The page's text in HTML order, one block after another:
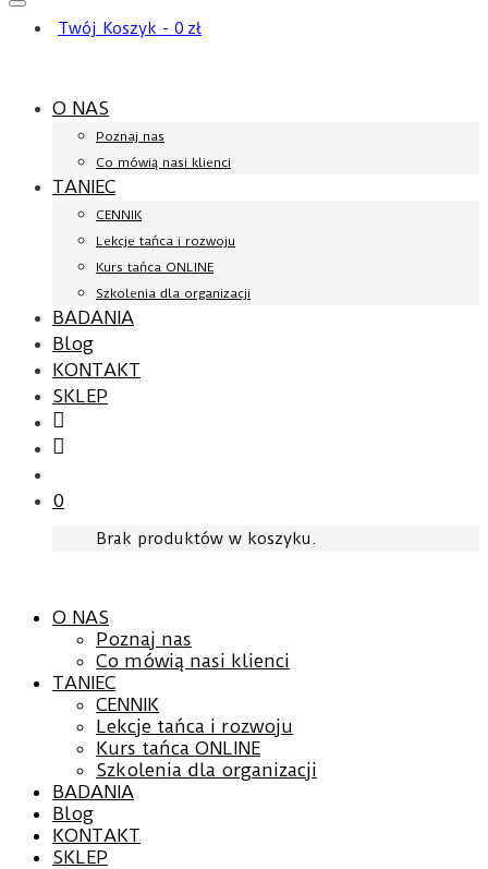
Twój Koszyk - 0 zł
O NAS
Poznaj nas
Co mówią nasi klienci
TANIEC
CENNIK
Lekcje tańca i rozwoju
Kurs tańca ONLINE
Szkolenia dla organizacji
BADANIA
Blog
KONTAKT
SKLEP
0
Brak produktów w koszyku.
O NAS
Poznaj nas
Co mówią nasi klienci
TANIEC
CENNIK
Lekcje tańca i rozwoju
Kurs tańca ONLINE
Szkolenia dla organizacji
BADANIA
Blog
KONTAKT
SKLEP